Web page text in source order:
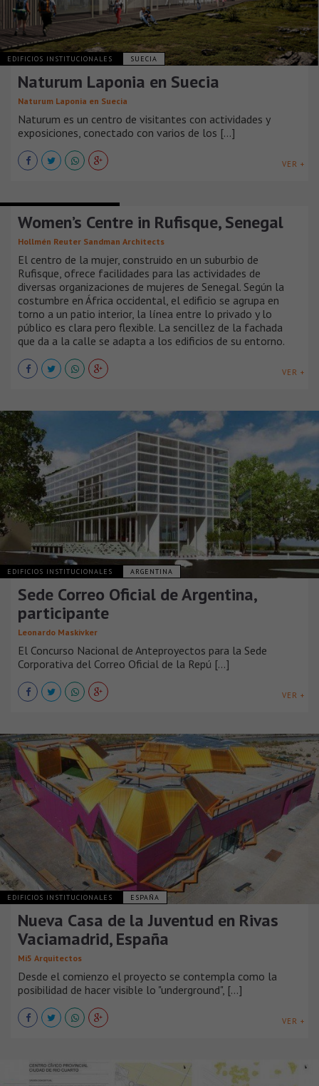
EDIFICIOS INSTITUCIONALES SUECIA
Naturum Laponia en Suecia
Naturum Laponia en Suecia
Naturum es un centro de visitantes con actividades y
exposiciones, conectado con varios de los [...]
VER +
Women’s Centre in Rufisque, Senegal
Hollmén Reuter Sandman Architects
El centro de la mujer, construido en un suburbio de
Rufisque, ofrece facilidades para las actividades de
diversas organizaciones de mujeres de Senegal. Según la
costumbre en África occidental, el edificio se agrupa en
torno a un patio interior, la línea entre lo privado y lo
público es clara pero flexible. La sencillez de la fachada
que da a la calle se adapta a los edificios de su entorno.
VER +
EDIFICIOS INSTITUCIONALES ARGENTINA
Sede Correo Oficial de Argentina,
participante
Leonardo Maskivker
El Concurso Nacional de Anteproyectos para la Sede
Corporativa del Correo Oficial de la Repú [...]
VER +
EDIFICIOS INSTITUCIONALES ESPAÑA
Nueva Casa de la Juventud en Rivas
Vaciamadrid, España
Mi5 Arquitectos
Desde el comienzo el proyecto se contempla como la
posibilidad de hacer visible lo "underground", [...]
VER +